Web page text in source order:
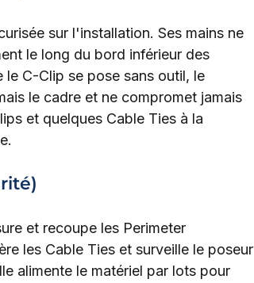
sur l'installation. Ses mains ne
le long du bord inférieur des
le C-Clip se pose sans outil, le
le cadre et ne compromet jamais
et quelques Cable Ties à la
et recoupe les Perimeter
les Cable Ties et surveille le poseur
alimente le matériel par lots pour